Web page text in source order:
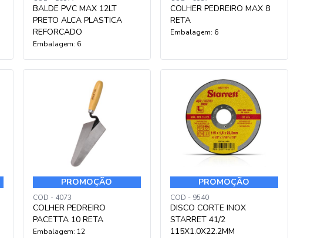
BALDE PVC MAX 12LT
PRETO ALCA PLASTICA
REFORCADO
Embalagem: 6
COLHER PEDREIRO MAX 8
RETA
Embalagem: 6
PROMOÇÃO
COD - 4073
COLHER PEDREIRO
PACETTA 10 RETA
Embalagem: 12
PROMOÇÃO
COD - 9540
DISCO CORTE INOX
STARRET 41/2
115X1.0X22.2MM